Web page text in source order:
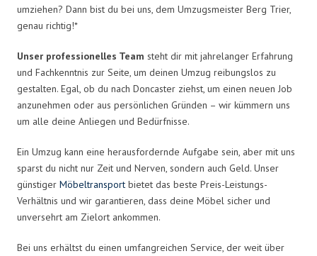
umziehen? Dann bist du bei uns, dem Umzugsmeister Berg Trier,
genau richtig!*
Unser professionelles Team steht dir mit jahrelanger Erfahrung
und Fachkenntnis zur Seite, um deinen Umzug reibungslos zu
gestalten. Egal, ob du nach Doncaster ziehst, um einen neuen Job
anzunehmen oder aus persönlichen Gründen – wir kümmern uns
um alle deine Anliegen und Bedürfnisse.
Ein Umzug kann eine herausfordernde Aufgabe sein, aber mit uns
sparst du nicht nur Zeit und Nerven, sondern auch Geld. Unser
günstiger Möbeltransport bietet das beste Preis-Leistungs-
Verhältnis und wir garantieren, dass deine Möbel sicher und
unversehrt am Zielort ankommen.
Bei uns erhältst du einen umfangreichen Service, der weit über